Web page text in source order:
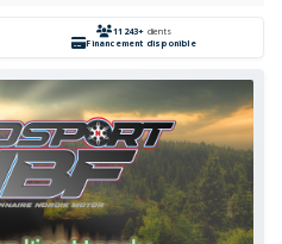
11243+ clients
Financement disponible